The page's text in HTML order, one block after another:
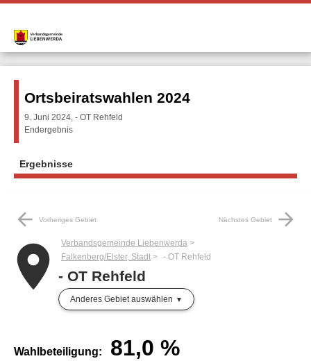
Ortsbeiratswahlen 2024
9. Juni 2024, - OT Rehfeld
Endergebnis
Ergebnisse
arrow_back Vorheriges Gebiet Nächstes Gebiet arrow_forward
placeVerbandsgemeinde Liebenwerda
Falkenberg/Elster, Stadt
- OT Rehfeld
- OT Rehfeld
Anderes Gebiet auswählen
Wahlbeteiligung: 81,0 %